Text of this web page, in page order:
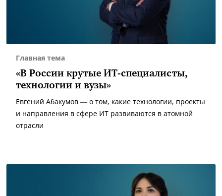
Главная тема
«В России крутые ИТ-специалисты,
технологии и вузы»
Евгений Абакумов — о том, какие технологии, проекты
и направления в сфере ИТ развиваются в атомной
отрасли